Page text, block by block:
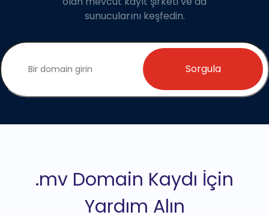
sunucularını keşfedin.
Sorgula
.mv Domain Kaydı İçin
Yardım Alın